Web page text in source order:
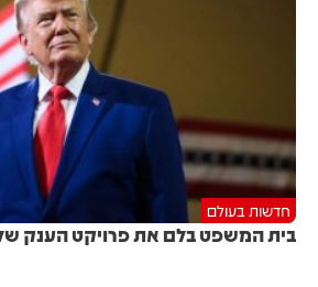
חדשות בעולם
בית המשפט בלם את פרויקט הענק